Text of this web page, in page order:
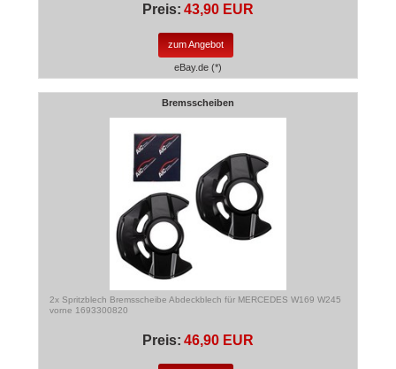
Preis: 43,90 EUR
zum Angebot
eBay.de (*)
Bremsscheiben
2x Spritzblech Bremsscheibe Abdeckblech für MERCEDES W169 W245
vorne 1693300820
Preis: 46,90 EUR